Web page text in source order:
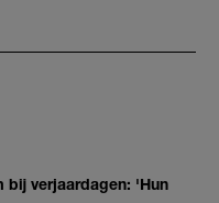
verjaardagen: 'Hun